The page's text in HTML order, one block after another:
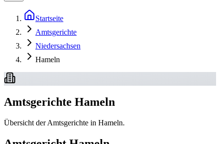
Startseite
Amtsgerichte
Niedersachsen
Hameln
Amtsgerichte Hameln
Übersicht der Amtsgerichte in Hameln.